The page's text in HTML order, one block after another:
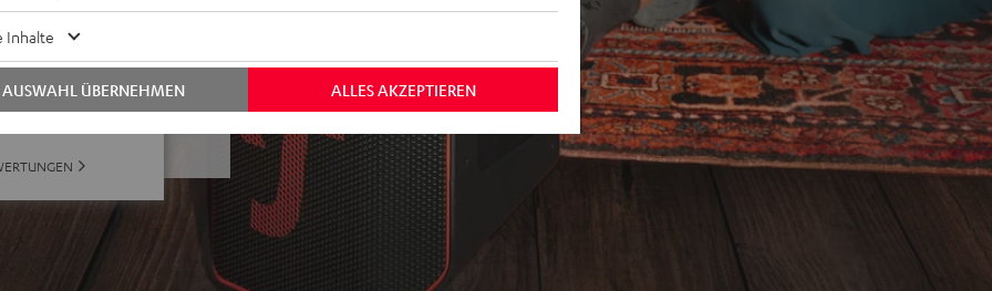
13 Bewertungen)
Inhalte
ALLES AKZEPTIEREN
AUSWAHL ÜBERNEHMEN